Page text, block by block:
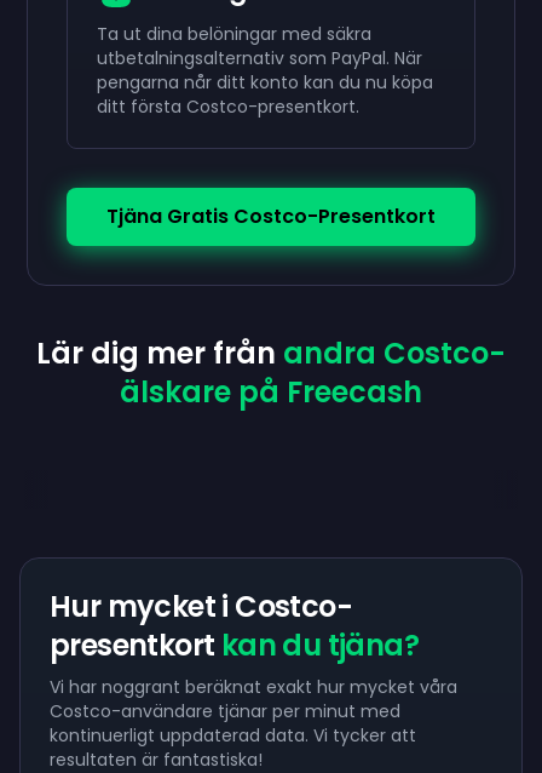
Ta ut dina belöningar med säkra
utbetalningsalternativ som PayPal. När
pengarna når ditt konto kan du nu köpa
ditt första Costco-presentkort.
Tjäna Gratis Costco-Presentkort
Lär dig mer från andra Costco-
älskare på Freecash
Hur mycket i Costco-
presentkort kan du tjäna?
Vi har noggrant beräknat exakt hur mycket våra
Costco-användare tjänar per minut med
kontinuerligt uppdaterad data. Vi tycker att
resultaten är fantastiska!